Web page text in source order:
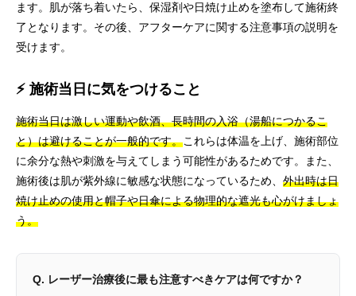
ます。肌が落ち着いたら、保湿剤や日焼け止めを塗布して施術終
了となります。その後、アフターケアに関する注意事項の説明を
受けます。
⚡ 施術当日に気をつけること
施術当日は激しい運動や飲酒、長時間の入浴（湯船につかるこ
と）は避けることが一般的です。これらは体温を上げ、施術部位
に余分な熱や刺激を与えてしまう可能性があるためです。また、
施術後は肌が紫外線に敏感な状態になっているため、 外出時は日
焼け止めの使用と帽子や日傘による物理的な遮光も心がけましょ
う。
Q. レーザー治療後に最も注意すべきケアは何ですか？